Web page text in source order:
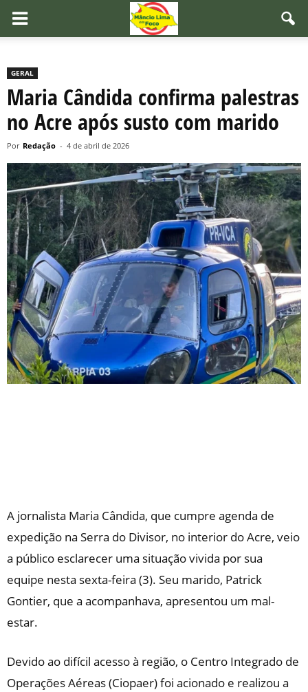
GERAL
Maria Cândida confirma palestras
no Acre após susto com marido
Por Redação - 4 de abril de 2026
A jornalista Maria Cândida, que cumpre agenda de
expedição na Serra do Divisor, no interior do Acre, veio
a público esclarecer uma situação vivida por sua
equipe nesta sexta-feira (3). Seu marido, Patrick
Gontier, que a acompanhava, apresentou um mal-
estar.
Devido ao difícil acesso à região, o Centro Integrado de
Operações Aéreas (Ciopaer) foi acionado e realizou a